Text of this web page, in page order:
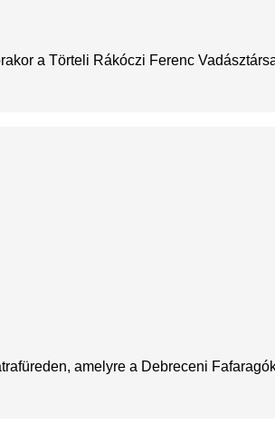
a Törteli Rákóczi Ferenc
amelyre a Debreceni